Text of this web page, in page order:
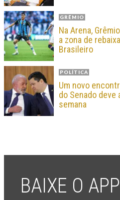
GRÊMIO
Na Arena,
a zona de
Brasileiro
POLÍTICA
Um novo
do Senado deve
semana
BAIXE O